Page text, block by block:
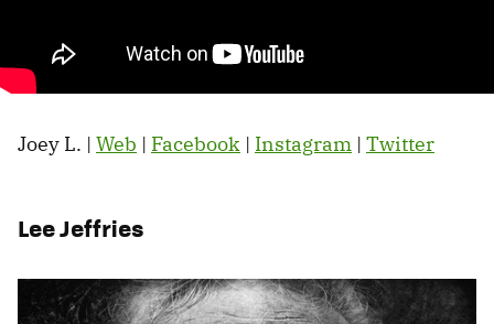
Joey L. | Web | Facebook | Instagram | Twitter
Lee Jeffries